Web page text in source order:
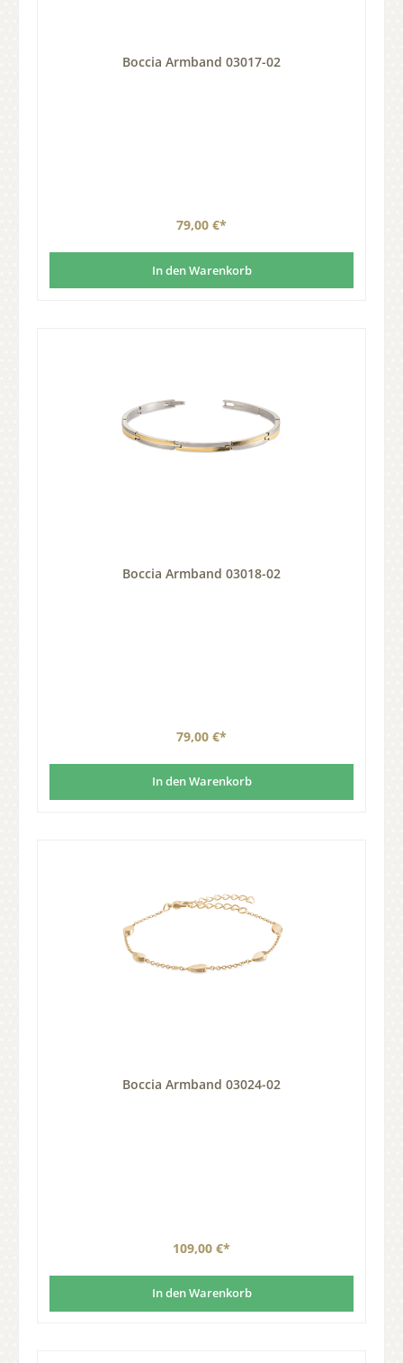
Boccia Armband 03017-02
79,00 €*
In den Warenkorb
Boccia Armband 03018-02
79,00 €*
In den Warenkorb
Boccia Armband 03024-02
109,00 €*
In den Warenkorb